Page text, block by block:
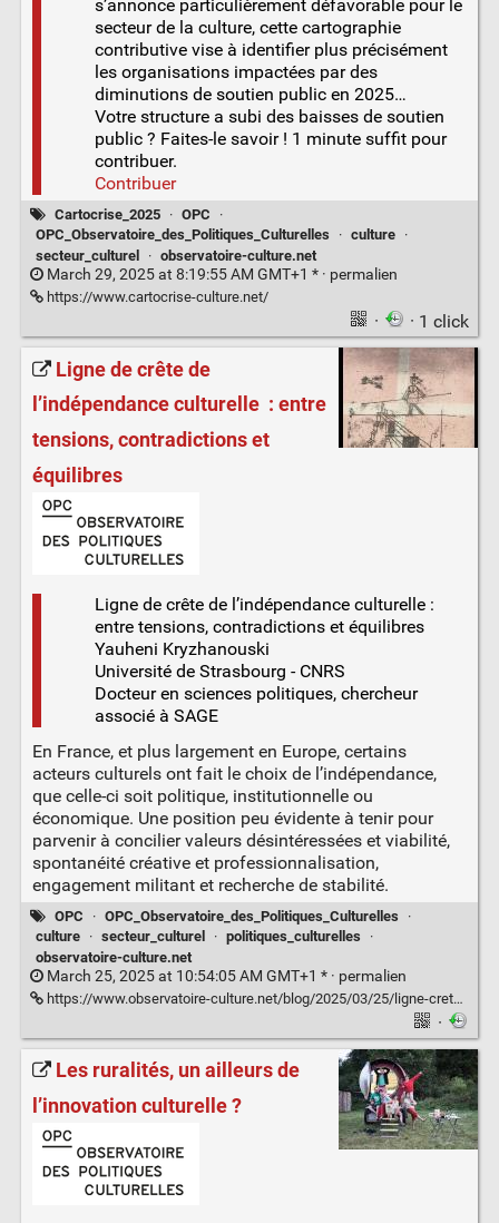
s’annonce particulièrement défavorable pour le
secteur de la culture, cette cartographie
contributive vise à identifier plus précisément
les organisations impactées par des
diminutions de soutien public en 2025…
Votre structure a subi des baisses de soutien
public ? Faites-le savoir ! 1 minute suffit pour
contribuer.
Contribuer
Cartocrise_2025 · OPC
·
OPC_Observatoire_des_Politiques_Culturelles
· culture
·
secteur_culturel
· observatoire-culture.net
March 29, 2025 at 8:19:55 AM GMT+1 * · permalien
https://www.cartocrise-culture.net/
· · 1 click
Ligne de crête de
l’indépendance culturelle : entre
tensions, contradictions et
équilibres
Ligne de crête de l’indépendance culturelle :
entre tensions, contradictions et équilibres
Yauheni Kryzhanouski
Université de Strasbourg - CNRS
Docteur en sciences politiques, chercheur
associé à SAGE
En France, et plus largement en Europe, certains
acteurs culturels ont fait le choix de l’indépendance,
que celle-ci soit politique, institutionnelle ou
économique. Une position peu évidente à tenir pour
parvenir à concilier valeurs désintéressées et viabilité,
spontanéité créative et professionnalisation,
engagement militant et recherche de stabilité.
OPC · OPC_Observatoire_des_Politiques_Culturelles
·
culture
· secteur_culturel · politiques_culturelles
·
observatoire-culture.net
March 25, 2025 at 10:54:05 AM GMT+1 * · permalien
https://www.observatoire-culture.net/blog/2025/03/25/ligne-crete-independance-culturelle-tensions-contradictions-equilibres/
·
Les ruralités, un ailleurs de
l’innovation culturelle ?